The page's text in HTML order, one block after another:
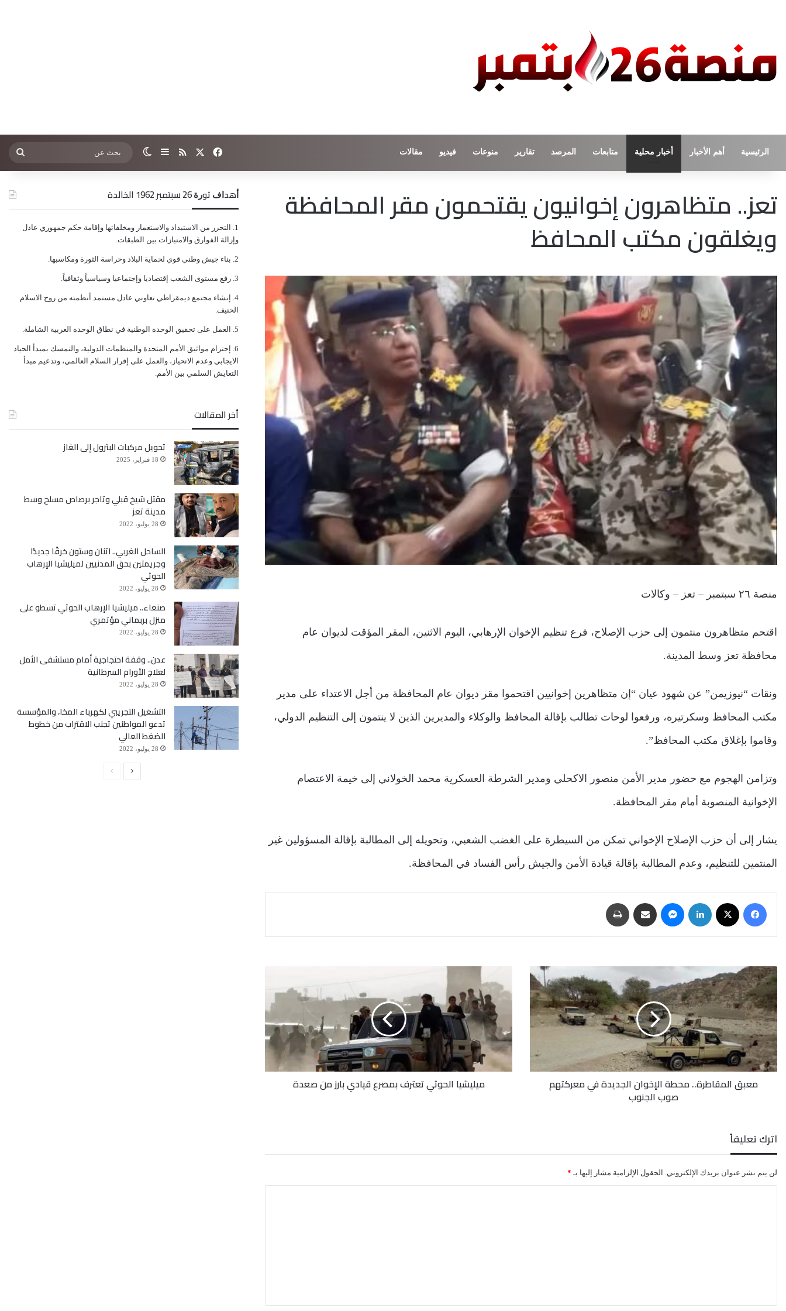
الرئيسية أهم الأخبار أخبار محلية متابعات المرصد تقارير منوعات فيديو مقالات فيسبوك ملخص الموقع RSS
إضافة عمود جانبي
الوضع المظلم بحث
عن
تعز.. متظاهرون إخوانيون يقتحمون مقر المحافظة
ويغلقون مكتب المحافظ
منصة ٢٦ سبتمبر – تعز – وكالات
اقتحم متظاهرون منتمون إلى حزب الإصلاح، فرع تنظيم الإخوان الإرهابي، اليوم الاثنين، المقر المؤقت لديوان عام
محافظة تعز وسط المدينة.
ونقات “نيوزيمن” عن شهود عيان “إن متظاهرين إخوانيين اقتحموا مقر ديوان عام المحافظة من أجل الاعتداء على مدير
مكتب المحافظ وسكرتيره، ورفعوا لوحات تطالب بإقالة المحافظ والوكلاء والمديرين الذين لا ينتمون إلى التنظيم الدولي،
وقاموا بإغلاق مكتب المحافظ”.
وتزامن الهجوم مع حضور مدير الأمن منصور الاكحلي ومدير الشرطة العسكرية محمد الخولاني إلى خيمة الاعتصام
الإخوانية المنصوبة أمام مقر المحافظة.
يشار إلى أن حزب الإصلاح الإخواني تمكن من السيطرة على الغضب الشعبي، وتحويله إلى المطالبة بإقالة المسؤولين غير
المنتمين للتنظيم، وعدم المطالبة بإقالة قيادة الأمن والجيش رأس الفساد في المحافظة.
فيسبوك لينكدإن ماسنجر مشاركة عبر البريد
معبق
المقاطرة..
محطة
الإخوان
الجديدة
في
معركتهم
صوب
الجنوب
معبق المقاطرة.. محطة الإخوان الجديدة في معركتهم
صوب الجنوب
الحوثي
بمصرع
قيادي
بارز
من
صعدة
ميليشيا الحوثي تعترف بمصرع قيادي بارز من صعدة
اترك تعليقاً
لن يتم نشر عنوان بريدك الإلكتروني. الحقول الإلزامية مشار إليها بـ *
ﺃﻫﺪﺍﻑ ﺛﻮﺭﺓ 26 ﺳﺒﺘﻤﺒﺮ 1962 الخالدة
ﺍﻟﺘﺤﺮﺭ ﻣﻦ ﺍﻻﺳﺘﺒﺪﺍﺩ ﻭﺍﻻﺳﺘﻌﻤﺎﺭ ﻭﻣﺨﻠﻔﺎﺗﻬﺎ ﻭﺇﻗﺎﻣﺔ ﺣﻜﻢ ﺟﻤﻬﻮﺭﻱ ﻋﺎﺩﻝ
ﻭﺇﺯﺍﻟﺔ ﺍﻟﻔﻮﺍﺭﻕ ﻭﺍﻻﻣﺘﻴﺎﺯﺍﺕ ﺑﻴﻦ ﺍﻟﻄﺒﻘﺎﺕ.
ﺑﻨﺎﺀ ﺟﻴﺶ ﻭﻃﻨﻲ ﻗﻮﻱ ﻟﺤﻤﺎﻳﺔ ﺍﻟﺒﻼﺩ ﻭﺣﺮﺍﺳﺔ ﺍﻟﺜﻮﺭﺓ ﻭﻣﻜﺎﺳﺒﻬﺎ.
ﺭﻓﻊ ﻣﺴﺘﻮﻯ ﺍﻟﺸﻌﺐ ﺇﻗﺘﺼﺎﺩﻳﺎ ﻭﺇﺟﺘﻤﺎﻋﻴﺎ ﻭﺳﻴﺎﺳﻴﺎً ﻭﺛﻘﺎﻓﻴﺎً.
ﺇﻧﺸﺎﺀ ﻣﺠﺘﻤﻊ ﺩﻳﻤﻘﺮﺍﻃﻲ ﺗﻌﺎﻭﻧﻲ ﻋﺎﺩﻝ ﻣﺴﺘﻤﺪ ﺃﻧﻈﻤﺘﻪ ﻣﻦ ﺭﻭﺡ ﺍﻻﺳﻼﻡ
ﺍﻟﺤﻨﻴﻒ.
ﺍﻟﻌﻤﻞ ﻋﻠﻰ ﺗﺤﻘﻴﻖ ﺍﻟﻮﺣﺪﺓ ﺍﻟﻮﻃﻨﻴﺔ ﻓﻲ ﻧﻄﺎﻕ ﺍﻟﻮﺣﺪﺓ ﺍﻟﻌﺮﺑﻴﺔ ﺍﻟﺸﺎﻣﻠﺔ.
ﺇﺣﺘﺮﺍﻡ ﻣﻮﺍﺛﻴﻖ الأﻣﻢ ﺍﻟﻤﺘﺤﺪﺓ ﻭﺍﻟﻤﻨﻈﻤﺎﺕ ﺍﻟﺪﻭﻟﻴﺔ، ﻭﺍﻟﺘﻤﺴﻚ ﺑﻤﺒﺪﺃ ﺍﻟﺤﻴﺎﺩ
ﺍﻻﻳﺠﺎﺑﻲ ﻭﻋﺪﻡ ﺍﻻﻧﺤﻴﺎﺯ، ﻭﺍﻟﻌﻤﻞ ﻋﻠﻰ ﺇﻗﺮﺍﺭ ﺍﻟﺴﻼﻡ ﺍﻟﻌﺎﻟﻤﻲ، ﻭﺗﺪﻋﻴﻢ ﻣﺒﺪﺃ
ﺍﻟﺘﻌﺎﻳﺶ ﺍﻟﺴﻠﻤﻲ ﺑﻴﻦ ﺍﻷﻣﻢ.
أخر المقالات
تحويل مركبات البترول إلى الغاز
18 فبراير، 2025
مقتل شيخ قبلي وتاجر برصاص مسلح وسط
مدينة تعز
28 يوليو، 2022
الساحل الغربي.. اثنان وستون خرقًا جديدًا
وجريمتين بحق المدنيين لميليشيا الإرهاب
الحوثي
28 يوليو، 2022
صنعاء.. ميليشيا الإرهاب الحوثي تسطو على
منزل بربماني مؤتمري
28 يوليو، 2022
عدن.. وقفة احتجاجية أمام مستشفى الأمل
لعلاج الأورام السرطانية
28 يوليو، 2022
التشغيل التجريبي لكهرباء المخا، والمؤسسة
تدعو المواطنين تجنب الاقتراب من خطوط
الضغط العالي
28 يوليو، 2022
الصفحة
الصفحة